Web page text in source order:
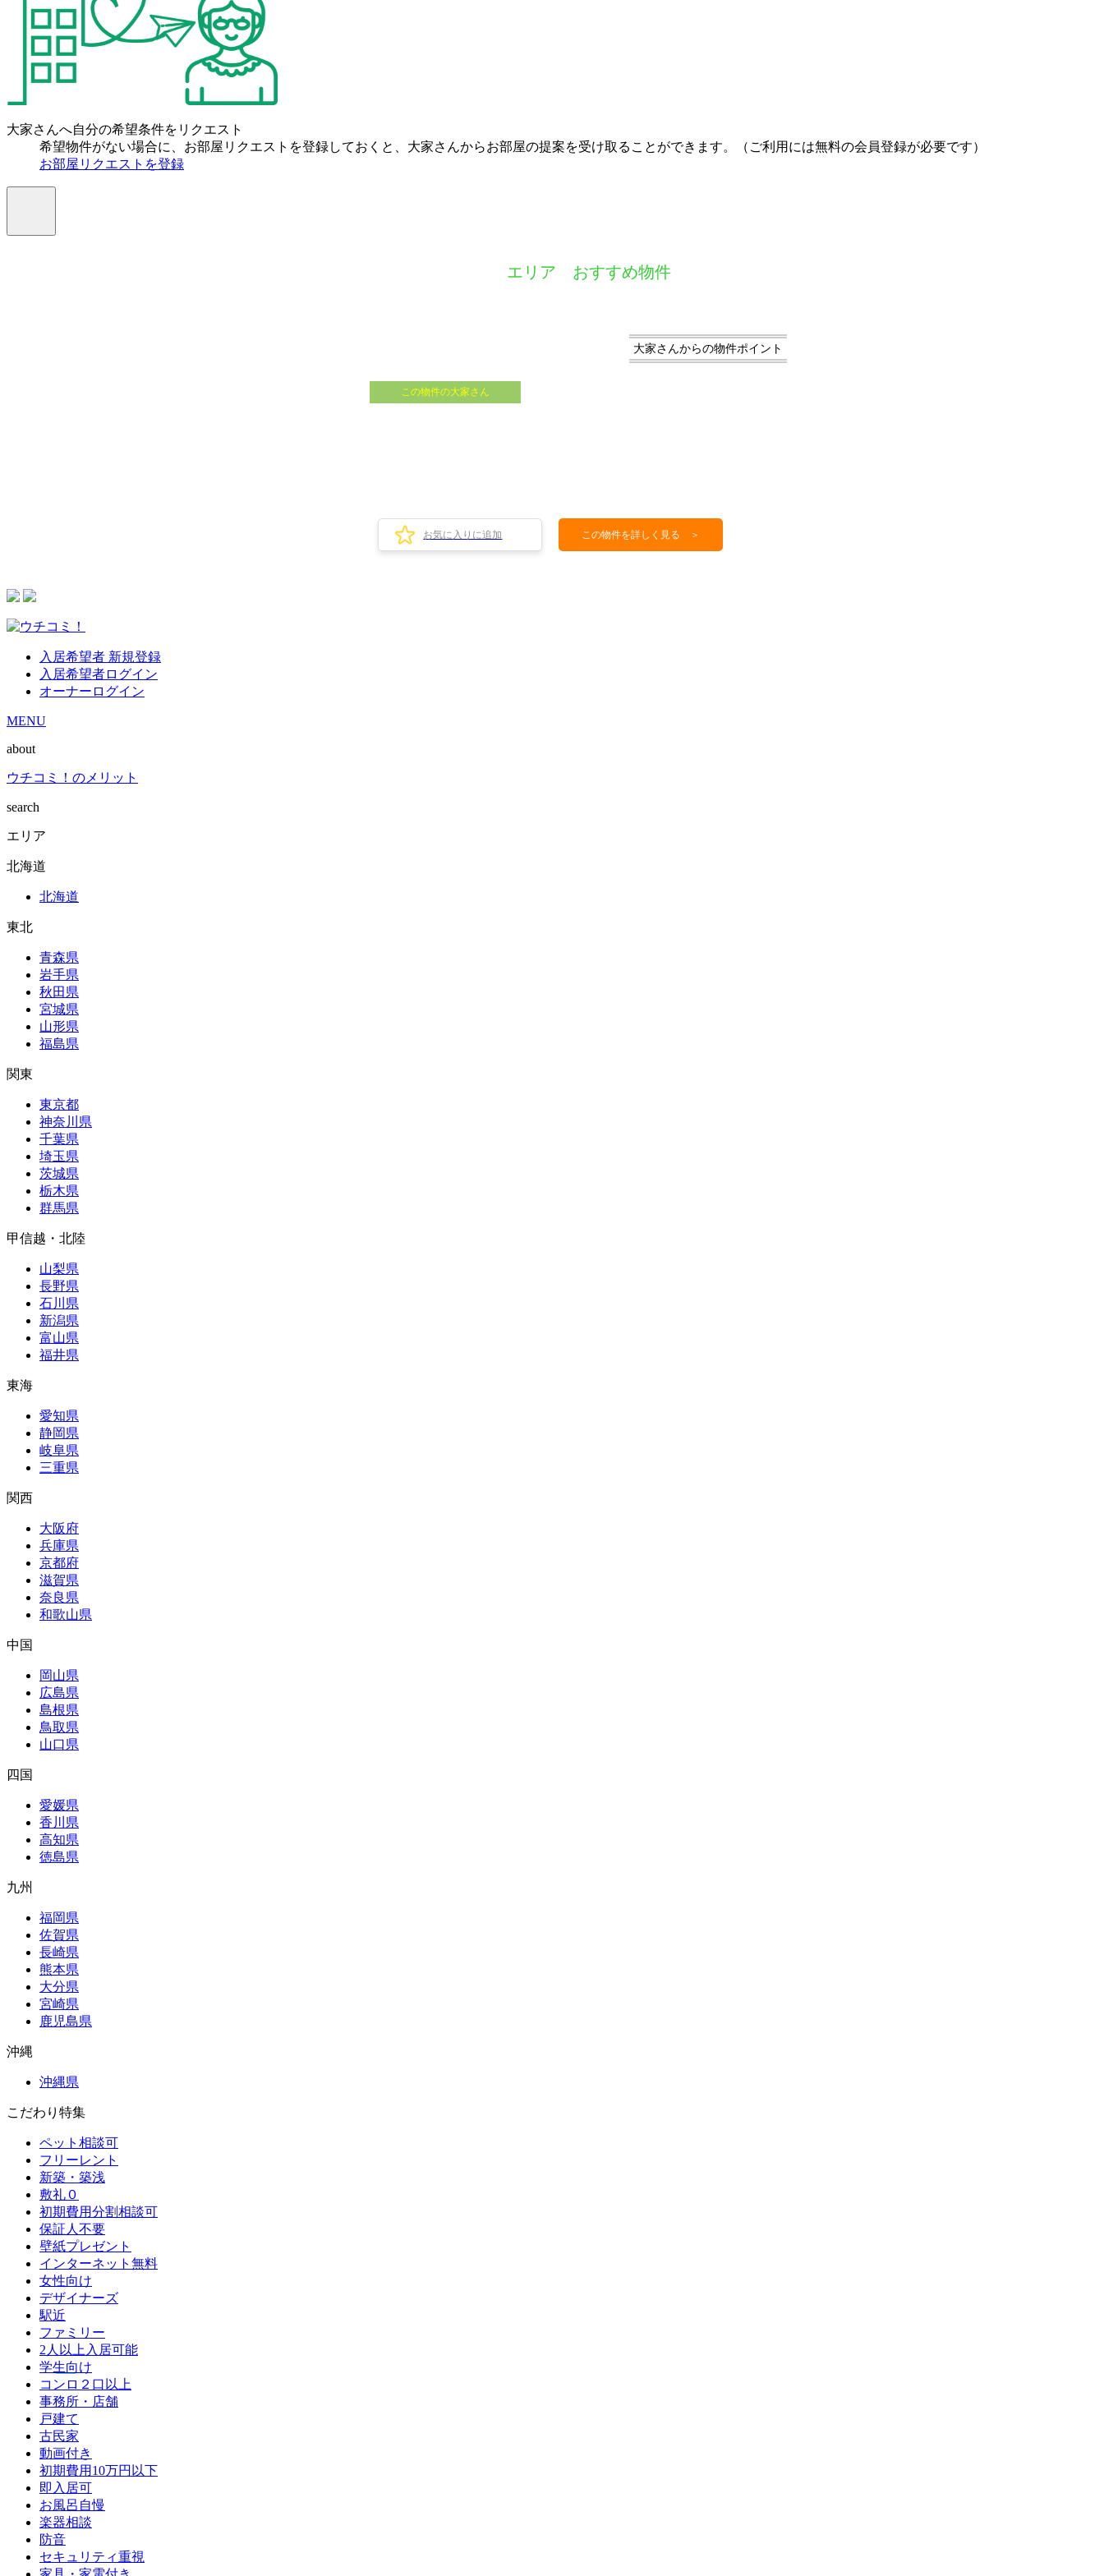
大家さんへ自分の希望条件をリクエスト
希望物件がない場合に、お部屋リクエストを登録しておくと、大家さんからお部屋の提案を受け取ることができます。（ご利用には無料の会員登録が必要です）
お部屋リクエストを登録
エリア おすすめ物件
大家さんからの物件ポイント
この物件の大家さん
お気に入りに追加 この物件を詳しく見る ＞
入居希望者 新規登録
入居希望者ログイン
オーナーログイン
MENU
about
ウチコミ！のメリット
search
エリア
北海道
北海道
東北
青森県
岩手県
秋田県
宮城県
山形県
福島県
関東
東京都
神奈川県
千葉県
埼玉県
茨城県
栃木県
群馬県
甲信越・北陸
山梨県
長野県
石川県
新潟県
富山県
福井県
東海
愛知県
静岡県
岐阜県
三重県
関西
大阪府
兵庫県
京都府
滋賀県
奈良県
和歌山県
中国
岡山県
広島県
島根県
鳥取県
山口県
四国
愛媛県
香川県
高知県
徳島県
九州
福岡県
佐賀県
長崎県
熊本県
大分県
宮崎県
鹿児島県
沖縄
沖縄県
こだわり特集
ペット相談可
フリーレント
新築・築浅
敷礼０
初期費用分割相談可
保証人不要
壁紙プレゼント
インターネット無料
女性向け
デザイナーズ
駅近
ファミリー
2人以上入居可能
学生向け
コンロ２口以上
事務所・店舗
戸建て
古民家
動画付き
初期費用10万円以下
即入居可
お風呂自慢
楽器相談
防音
セキュリティ重視